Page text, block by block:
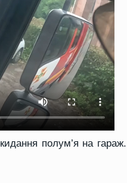
полум’я на гараж.